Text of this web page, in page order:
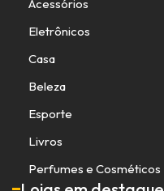
Acessórios
Eletrônicos
Casa
Beleza
Esporte
Livros
Perfumes e Cosméticos